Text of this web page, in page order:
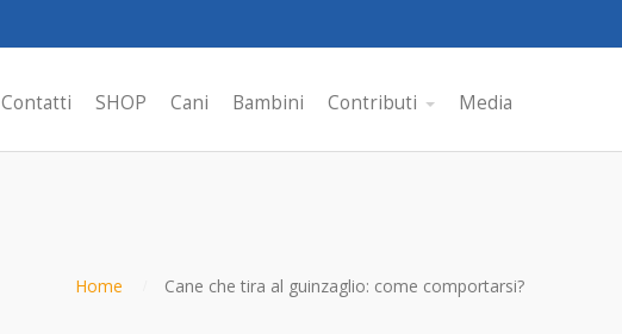
Contatti SHOP Cani Bambini Contributi Media
Home Cane che tira al guinzaglio: come comportarsi?